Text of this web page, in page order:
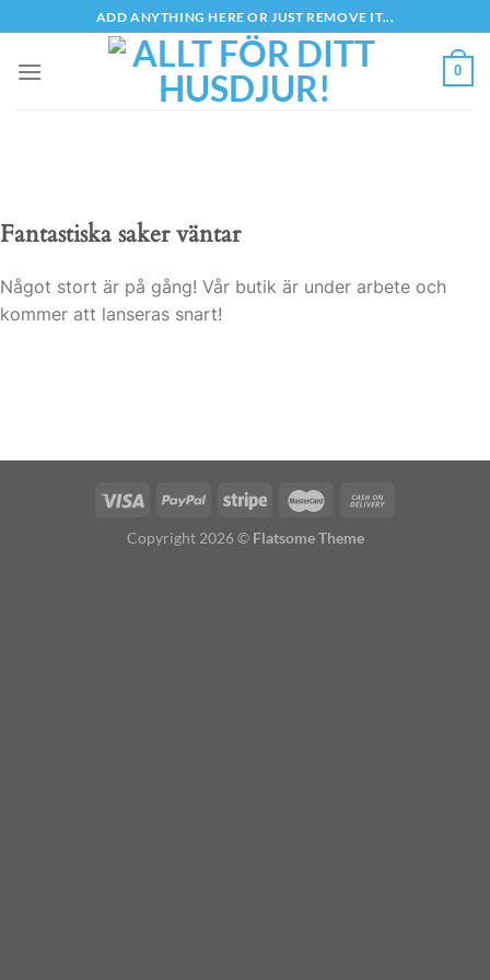
to
content
ADD ANYTHING HERE OR JUST REMOVE IT...
0
Fantastiska saker väntar
Något stort är på gång! Vår butik är under arbete och
kommer att lanseras snart!
Copyright 2026 © Flatsome Theme